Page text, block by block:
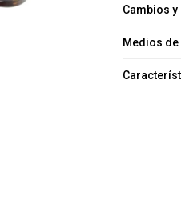
Cambios
Medios de